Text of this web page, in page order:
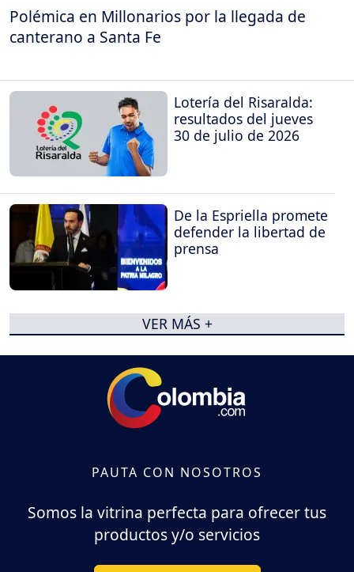
Polémica en Millonarios por la llegada de
canterano a Santa Fe
Lotería del Risaralda:
resultados del jueves
30 de julio de 2026
De la Espriella promete
defender la libertad de
prensa
VER MÁS +
PAUTA CON NOSOTROS
Somos la vitrina perfecta para ofrecer tus
productos y/o servicios